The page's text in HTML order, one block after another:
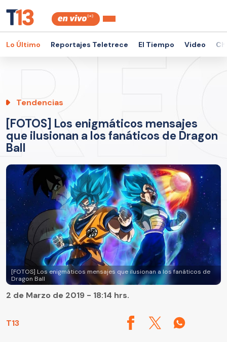
Lo Último Reportajes Teletrece El Tiempo Video
Tendencias
[FOTOS] Los enigmáticos mensajes
que ilusionan a los fanáticos de Dragon
Ball
[FOTOS] Los enigmáticos mensajes que ilusionan a los fanáticos de
Dragon Ball
T13
2 de Marzo de 2019 - 18:14 hrs.